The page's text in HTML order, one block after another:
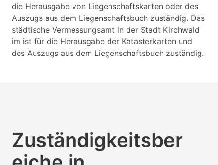
die Herausgabe von Liegenschaftskarten oder des
Auszugs aus dem Liegenschaftsbuch zuständig. Das
städtische Vermessungsamt in der Stadt Kirchwald
im ist für die Herausgabe der Katasterkarten und
des Auszugs aus dem Liegenschaftsbuch zuständig.
Zuständigkeitsber